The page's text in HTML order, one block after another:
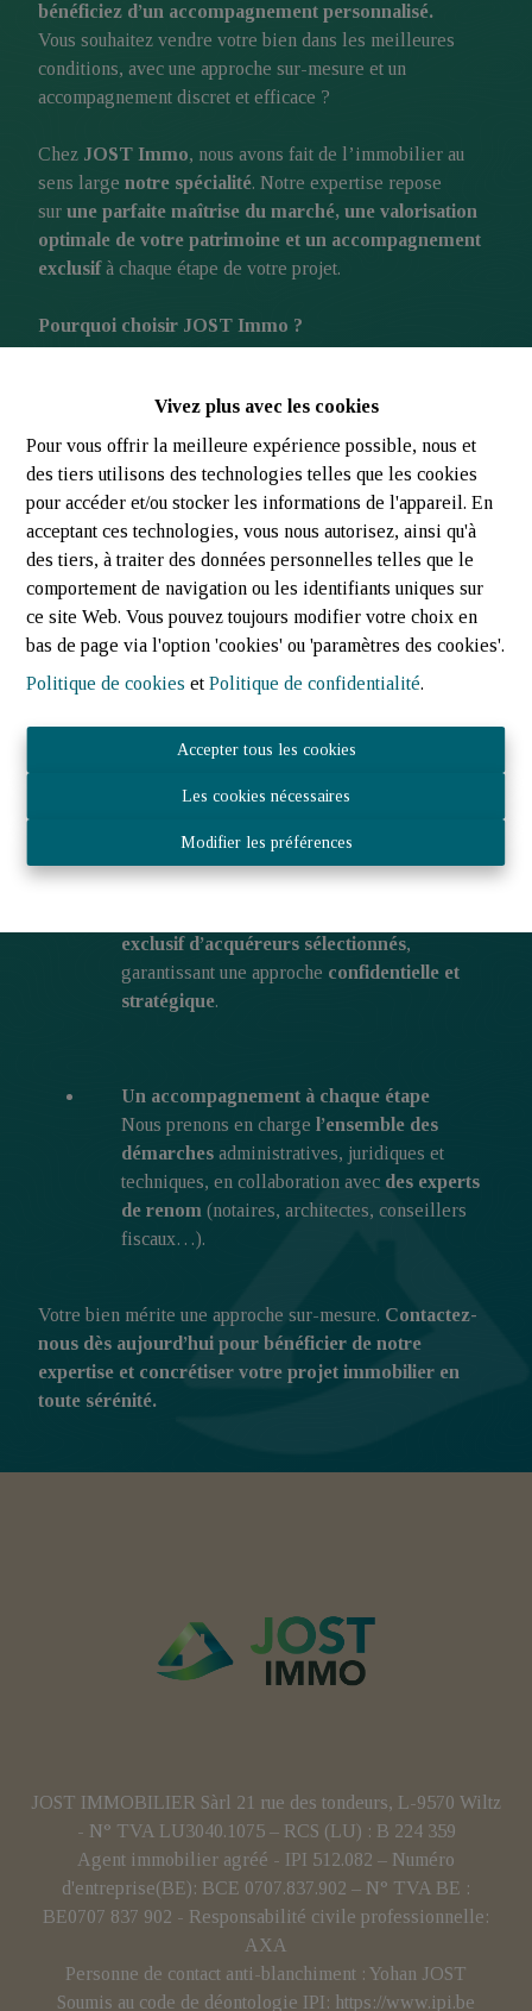
Vivez plus avec les cookies
Pour vous offrir la meilleure expérience possible, nous et
des tiers utilisons des technologies telles que les cookies
pour accéder et/ou stocker les informations de l'appareil. En
acceptant ces technologies, vous nous autorisez, ainsi qu'à
des tiers, à traiter des données personnelles telles que le
comportement de navigation ou les identifiants uniques sur
ce site Web. Vous pouvez toujours modifier votre choix en
bas de page via l'option 'cookies' ou 'paramètres des cookies'.
Politique de cookies etPolitique de confidentialité.
Accepter tous les cookies
Les cookies nécessaires
Modifier les préférences
bénéficiez d’un accompagnement personnalisé.
Vous souhaitez vendre votre bien dans les meilleures
conditions, avec une approche sur-mesure et un
accompagnement discret et efficace ?
Chez JOST Immo, nous avons fait de l’immobilier au
sens large notre spécialité. Notre expertise repose
sur une parfaite maîtrise du marché, une valorisation
optimale de votre patrimoine et un accompagnement
exclusifà chaque étape de votre projet.
Pourquoi choisir JOST Immo ?
personnalisée
Chaque bien étant unique, nous réalisonsune
analyse approfondie du marché et
positionnons votre propriété au juste prix,
afin d’attirer des acquéreurs qualifiés et
sérieux.
Une mise en valeur optimale
Nous savons quela première impression est
donnons à votre bien
auprès d’acheteurs exigeants.
exclusif d’acquéreurs sélectionnés,
garantissant une approche confidentielle et
stratégique.
Un accompagnement à chaque étape
Nous prenons en charge l’ensemble des
démarches administratives, juridiques et
techniques, en collaboration avec des experts
de renom (notaires, architectes, conseillers
fiscaux…).
Votre bien mérite une approche sur-mesure. Contactez-
nous dès aujourd’hui pour bénéficier de notre
expertise et concrétiser votre projet immobilier en
toute sérénité.
JOST IMMOBILIER Sàrl 21 rue des tondeurs, L-9570 Wiltz
- N° TVA LU3040.1075 – RCS (LU) : B 224 359
Agent immobilier agréé - IPI 512.082 – Numéro
d'entreprise(BE): BCE 0707.837.902 – N° TVA BE :
BE0707 837 902 - Responsabilité civile professionnelle:
AXA
Personne de contact anti-blanchiment : Yohan JOST
Soumis au code de déontologie IPI: https://www.ipi.be